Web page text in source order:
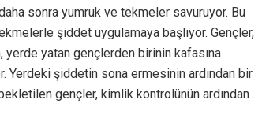
sonra yumruk ve tekmeler savuruyor. Bu
şiddet uygulamaya başlıyor. Gençler,
yerde yatan gençlerden birinin kafasına
şiddetin sona ermesinin ardından bir
gençler, kimlik kontrolünün ardından